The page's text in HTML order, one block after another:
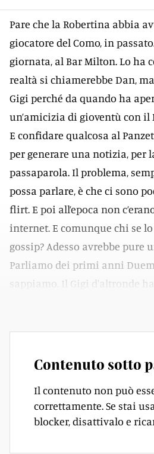
Pare che la Robertina abbia
giocatore del Como, in
giornata, al Bar Milton. Lo ha
realtà si chiamerebbe Dan,
Gigi perché da quando ha
un’amicizia di gioventù con il
E confidare qualcosa al
per generare una notizia, per
passaparola. Il problema,
possa parlare, è che ci sono
flirt. E poi all’epoca non
internet. E comunque chi se
gossip? Adesso avrebbe pure
Parliamo dei primi anni
sappiamo. Il Gigi d'altronde
Contenuto sotto
Il contenuto non può
correttamente. Se stai
blocker, disattivalo e